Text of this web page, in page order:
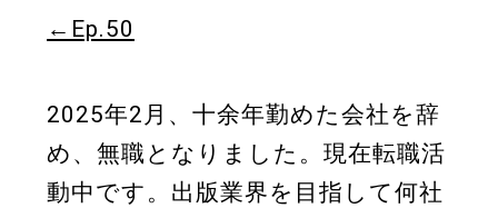
←Ep.50
2025年2月、十余年勤めた会社を辞
め、無職となりました。現在転職活
動中です。出版業界を目指して何社